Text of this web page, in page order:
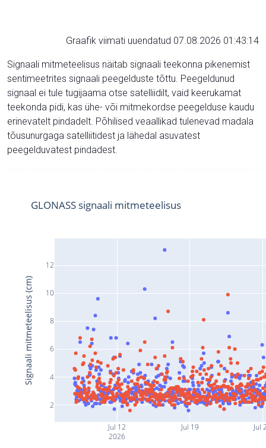
Graafik viimati uuendatud 07.08.2026 01:43:14
Signaali mitmeteelisus näitab signaali teekonna pikenemist
sentimeetrites signaali peegelduste tõttu. Peegeldunud
signaal ei tule tugijaama otse satelliidilt, vaid keerukamat
teekonda pidi, kas ühe- või mitmekordse peegelduse kaudu
erinevatelt pindadelt. Põhilised veaallikad tulenevad madala
tõusunurgaga satelliitidest ja lähedal asuvatest
peegelduvatest pindadest.
Jul 12
2026
Jul 19 Jul
2
4
6
8
10
12
GLONASS signaali mitmeteelisus
Signaali mitmeteelisus (cm)